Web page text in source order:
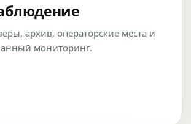
архив, операторские места и
мониторинг.